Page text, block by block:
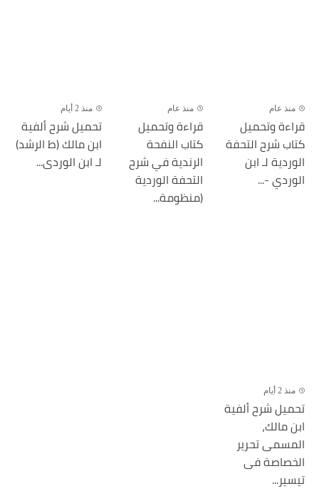
منذ عام
قراءة وتحميل
كتاب شرح التحفة
الوردية لـ ابن
الوردي -...
منذ عام
قراءة وتحميل
كتاب النفحة
الرندية في شرح
التحفة الوردية
(منظومة...
منذ 2 أيام
تحميل شرح ألفية
ابن مالك (ط الرشد)
لـ ابن الوردى...
منذ 2 أيام
تحميل شرح ألفية
ابن مالك،
المسمى تحرير
الخصاصة فى
تيسير...